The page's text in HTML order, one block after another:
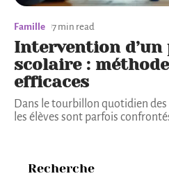
Famille 7 min read
Intervention d’un
scolaire :
efficaces
Dans le tourbillon quotidien
les élèves sont parfois
Recherche